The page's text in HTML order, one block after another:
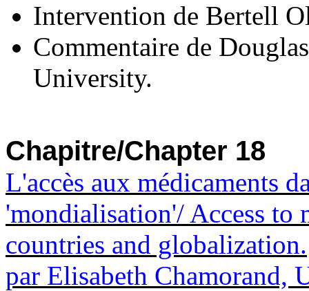
Intervention de Bertell
Commentaire de
University.
Chapitre/Chapter 18
L'accès aux médicaments
'mondialisation'/ Access to
countries and globalization.
par Elisabeth Chamorand,